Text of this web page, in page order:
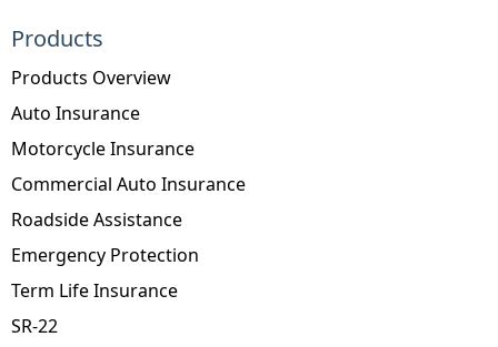
Products
Products Overview
Auto Insurance
Motorcycle Insurance
Commercial Auto Insurance
Roadside Assistance
Emergency Protection
Term Life Insurance
SR-22